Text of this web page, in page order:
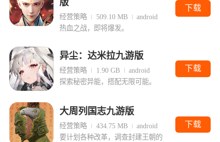
版
经营策略 509.10 MB
android
热血之战，即将爆发。
下载
异尘：达米拉九游版
经营策略 1.90 GB
android
探索秘密异能，搭配无限可能。
下载
大周列国志九游版
经营策略 434.75 MB
android
要计划各种改革，调查封建王朝的
下载